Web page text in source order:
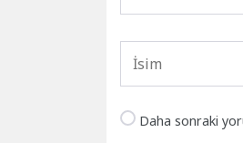
Daha sonraki